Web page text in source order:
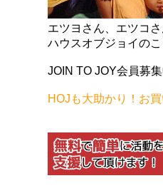
エツヨさん、エツコ
ハウスオブジョイの
JOIN TO JOY会員募
HOJも大助かり！お